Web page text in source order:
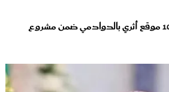
اكتشاف أكثر من 100 موقع أثري بالدوادمي ضمن مشروع